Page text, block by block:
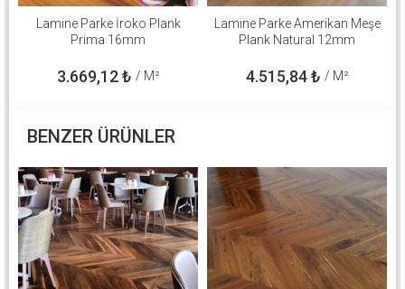
Lamine Parke İroko Plank
Prima 16mm
3.669,12₺ / M²
Lamine Parke Amerikan Meşe
Plank Natural 12mm
4.515,84₺ / M²
BENZER ÜRÜNLER